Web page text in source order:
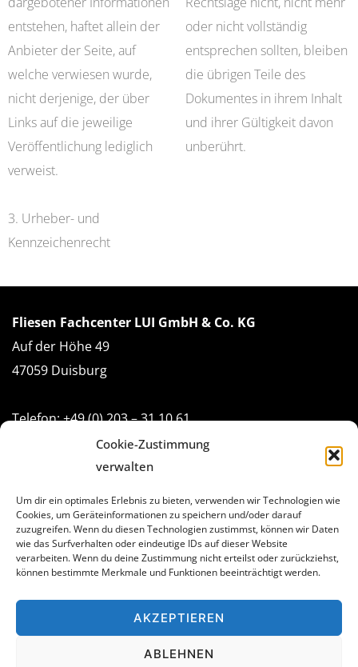
Cookie-Zustimmung
verwalten
Um dir ein optimales Erlebnis zu bieten, verwenden wir Technologien wie
Cookies, um Geräteinformationen zu speichern und/oder darauf
zuzugreifen. Wenn du diesen Technologien zustimmst, können wir Daten
wie das Surfverhalten oder eindeutige IDs auf dieser Website
verarbeiten. Wenn du deine Zustimmung nicht erteilst oder zurückziehst,
können bestimmte Merkmale und Funktionen beeinträchtigt werden.
AKZEPTIEREN
ABLEHNEN
entstehen, haftet allein der
Anbieter der Seite, auf
welche verwiesen wurde,
nicht derjenige, der über
Links auf die jeweilige
Veröffentlichung lediglich
verweist.
3. Urheber- und
Kennzeichenrecht
oder nicht vollständig
entsprechen sollten, bleiben
die übrigen Teile des
Dokumentes in ihrem Inhalt
und ihrer Gültigkeit davon
unberührt.
Fliesen Fachcenter LUI GmbH & Co. KG
Auf der Höhe 49
47059 Duisburg
Telefon: +49 (0) 203 – 31 10 61
Telefax +49 (0) 203 - 31 31 10
info(at)fliesenfachcenter.de
Rechtliches
Cookie-Richtlinie (EU)